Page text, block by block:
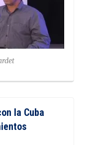
la Cuba